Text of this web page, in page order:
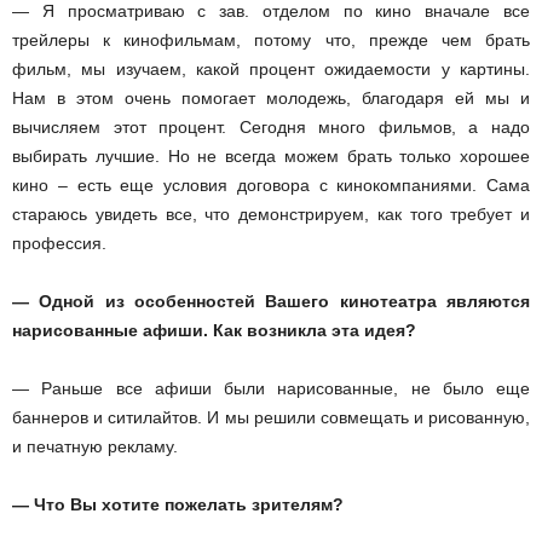
— Я просматриваю с зав. отделом по кино вначале все
трейлеры к кинофильмам, потому что, прежде чем брать
фильм, мы изучаем, какой процент ожидаемости у картины.
Нам в этом очень помогает молодежь, благодаря ей мы и
вычисляем этот процент. Сегодня много фильмов, а надо
выбирать лучшие. Но не всегда можем брать только хорошее
кино – есть еще условия договора с кинокомпаниями. Сама
стараюсь увидеть все, что демонстрируем, как того требует и
профессия.
— Одной из особенностей Вашего кинотеатра являются
нарисованные афиши. Как возникла эта идея?
— Раньше все афиши были нарисованные, не было еще
баннеров и сити­лайтов. И мы решили совмещать и рисованную,
и печатную рекламу.
— Что Вы хотите пожелать зрителям?